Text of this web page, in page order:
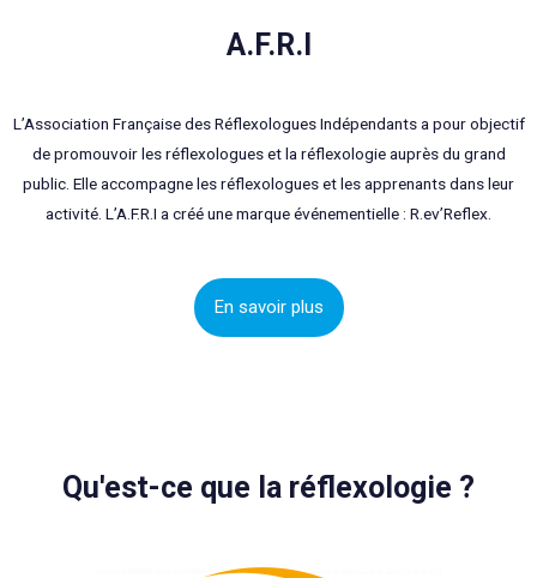
A.F.R.I
L’Association Française des Réflexologues Indépendants a pour objectif
de promouvoir les réflexologues et la réflexologie auprès du grand
public. Elle accompagne les réflexologues et les apprenants dans leur
activité. L’A.F.R.I a créé une marque événementielle : R.ev’Reflex.
En savoir plus
Qu'est-ce que la réflexologie ?